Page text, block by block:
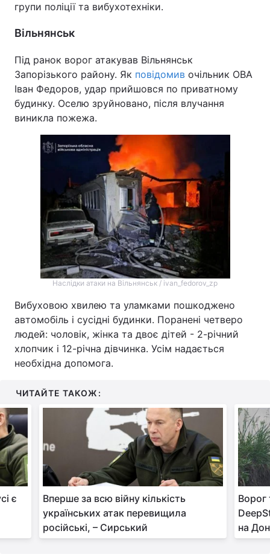
групи поліції та вибухотехніки.
Вільнянськ
Під ранок ворог атакував Вільнянськ
Запорізького району. Як повідомив очільник ОВА
Іван Федоров, удар прийшовся по приватному
будинку. Оселю зруйновано, після влучання
виникла пожежа.
Наслідки атаки на Вільнянськ / ivan_fedorov_zp
Вибуховою хвилею та уламками пошкоджено
автомобіль і сусідні будинки. Поранені четверо
людей: чоловік, жінка та двоє дітей - 2-річний
хлопчик і 12-річна дівчинка. Усім надається
необхідна допомога.
ЧИТАЙТЕ ТАКОЖ:
є
Вперше за всю війну кількість
українських атак перевищила
російські, – Сирський
Ворог
на